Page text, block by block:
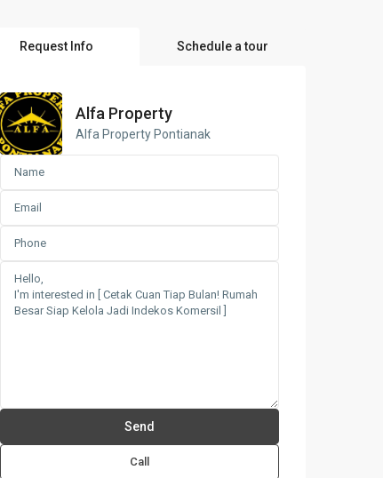
Request Info Schedule a tour
Alfa Property
Alfa Property Pontianak
Call